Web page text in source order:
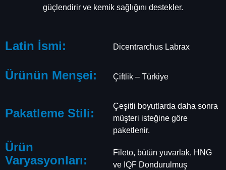
güçlendirir ve kemik sağlığını destekler.
Latin İsmi: Dicentrarchus Labrax
Ürünün Menşei: Çiftlik – Türkiye
Pakatleme Stili:
Çeşitli boyutlarda daha sonra
müşteri isteğine göre
paketlenir.
Ürün
Varyasyonları:
Fileto, bütün yuvarlak, HNG
ve IQF Dondurulmuş